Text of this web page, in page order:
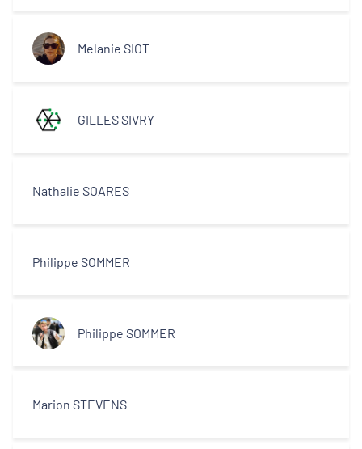
Melanie SIOT
GILLES SIVRY
Nathalie SOARES
Philippe SOMMER
Philippe SOMMER
Marion STEVENS